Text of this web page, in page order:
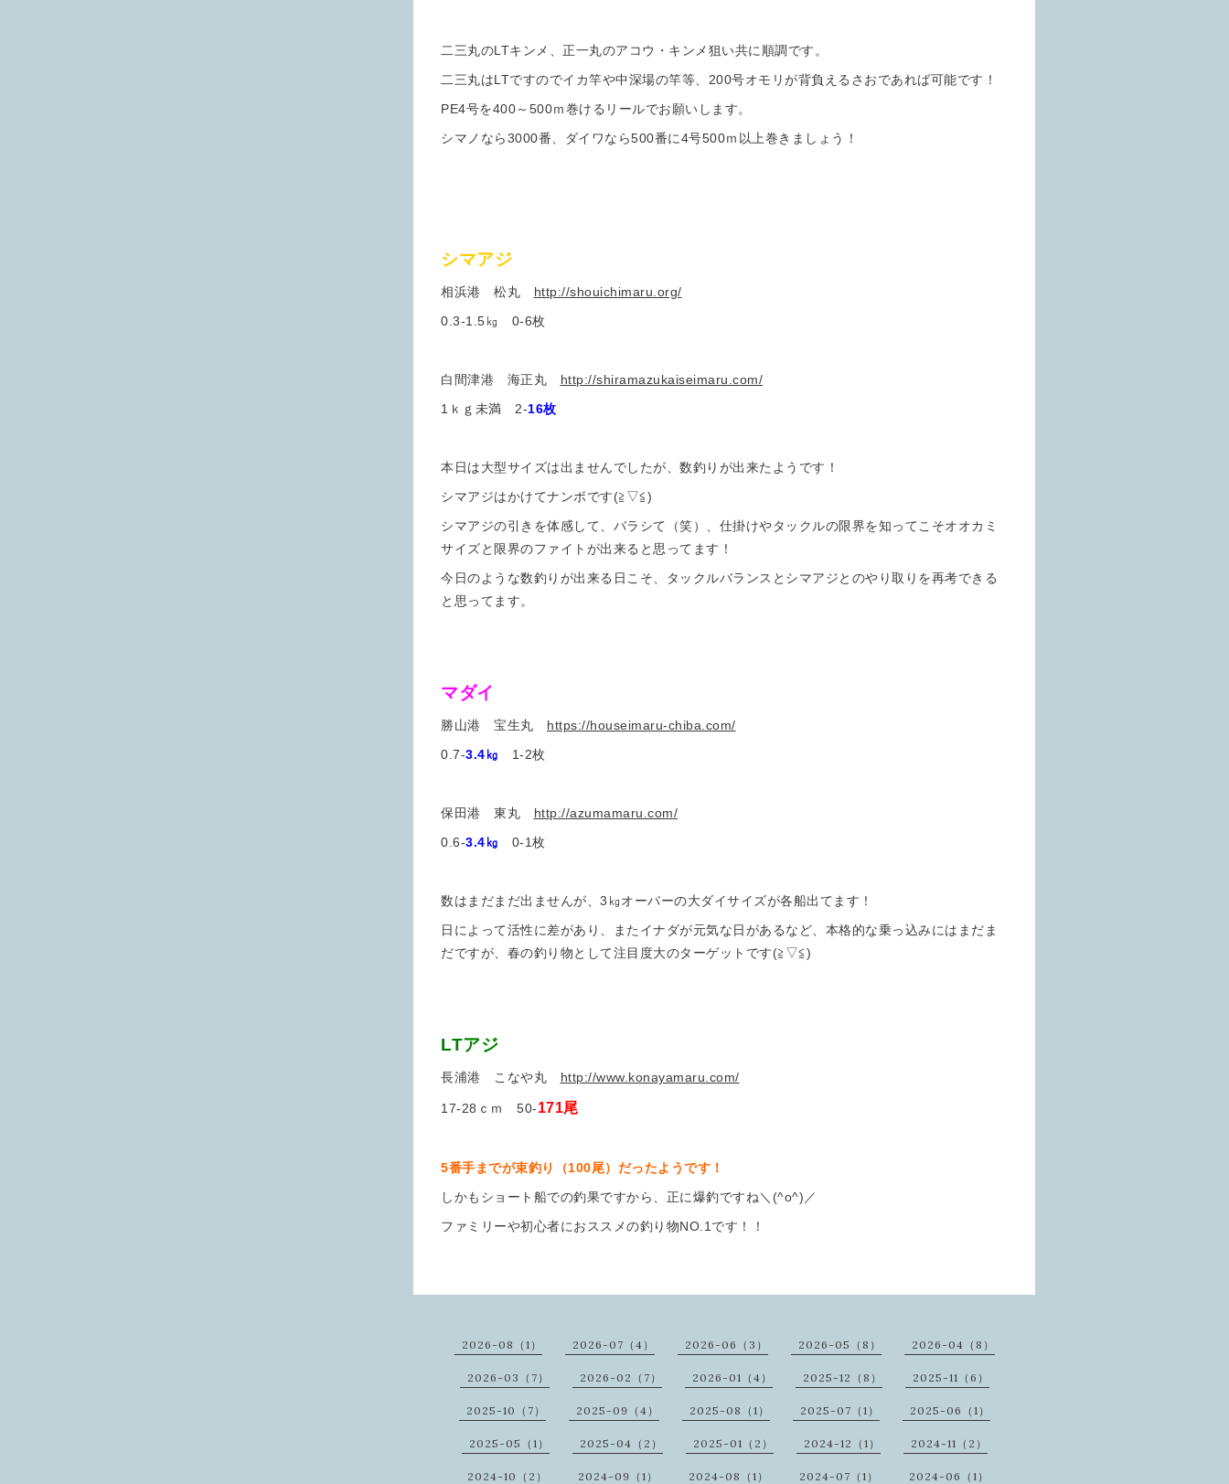
二三丸のLTキンメ、正一丸のアコウ・キンメ狙い共に順調です。
二三丸はLTですのでイカ竿や中深場の竿等、200号オモリが背負えるさおであれば可能です！
PE4号を400～500ｍ巻けるリールでお願いします。
シマノなら3000番、ダイワなら500番に4号500ｍ以上巻きましょう！
シマアジ
相浜港 松丸 http://shouichimaru.org/
0.3-1.5㎏ 0-6枚
白間津港 海正丸 http://shiramazukaiseimaru.com/
1ｋｇ未満 2-16枚
本日は大型サイズは出ませんでしたが、数釣りが出来たようです！
シマアジはかけてナンボです(≧▽≦)
シマアジの引きを体感して、バラシて（笑）、仕掛けやタックルの限界を知ってこそオオカミ
サイズと限界のファイトが出来ると思ってます！
今日のような数釣りが出来る日こそ、タックルバランスとシマアジとのやり取りを再考できる
と思ってます。
マダイ
勝山港 宝生丸 https://houseimaru-chiba.com/
0.7-3.4㎏ 1-2枚
保田港 東丸 http://azumamaru.com/
0.6-3.4㎏ 0-1枚
数はまだまだ出ませんが、3㎏オーバーの大ダイサイズが各船出てます！
日によって活性に差があり、またイナダが元気な日があるなど、本格的な乗っ込みにはまだま
だですが、春の釣り物として注目度大のターゲットです(≧▽≦)
LTアジ
長浦港 こなや丸 http://www.konayamaru.com/
17-28ｃｍ 50-171尾
5番手までが束釣り（100尾）だったようです！
しかもショート船での釣果ですから、正に爆釣ですね＼(^o^)／
ファミリーや初心者におススメの釣り物NO.1です！！
2026-08（1） 2026-07（4） 2026-06（3） 2026-05（8） 2026-04（8）
2026-03（7） 2026-02（7） 2026-01（4） 2025-12（8） 2025-11（6）
2025-10（7） 2025-09（4） 2025-08（1） 2025-07（1） 2025-06（1）
2025-05（1） 2025-04（2） 2025-01（2） 2024-12（1） 2024-11（2）
2024-10（2） 2024-09（1） 2024-08（1） 2024-07（1） 2024-06（1）